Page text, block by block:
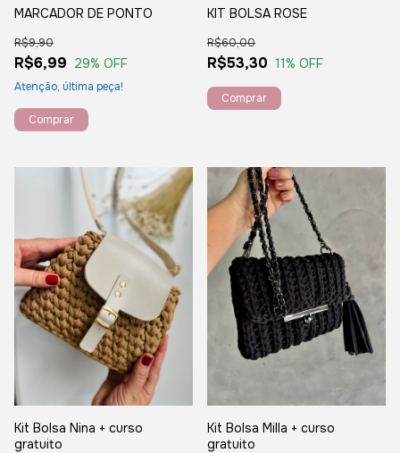
MARCADOR DE PONTO
R$6,99
R$9,90
29% OFF
Atenção, última peça!
KIT BOLSA ROSE
R$53,30
R$60,00
11% OFF
Kit Bolsa Nina + curso
gratuito
Kit Bolsa Milla + curso
gratuito